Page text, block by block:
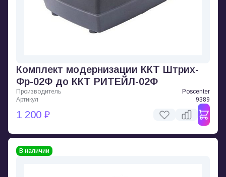
Комплект модернизации ККТ Штрих-
Фр-02Ф до ККТ РИТЕЙЛ-02Ф
Производитель
Poscenter
Артикул
9389
1 200 ₽
В наличии